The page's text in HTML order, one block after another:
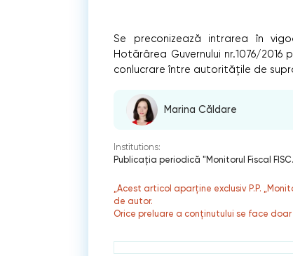
Se preconizează intrarea în
Hotărârea Guvernului nr.1076/
conlucrare între autorităţile de
Marina Căldare
Institutions:
Publicaţia periodică "Monitorul Fiscal
„Acest articol aparține exclusiv P.P.
de autor.
Orice preluare a conținutului se face doar